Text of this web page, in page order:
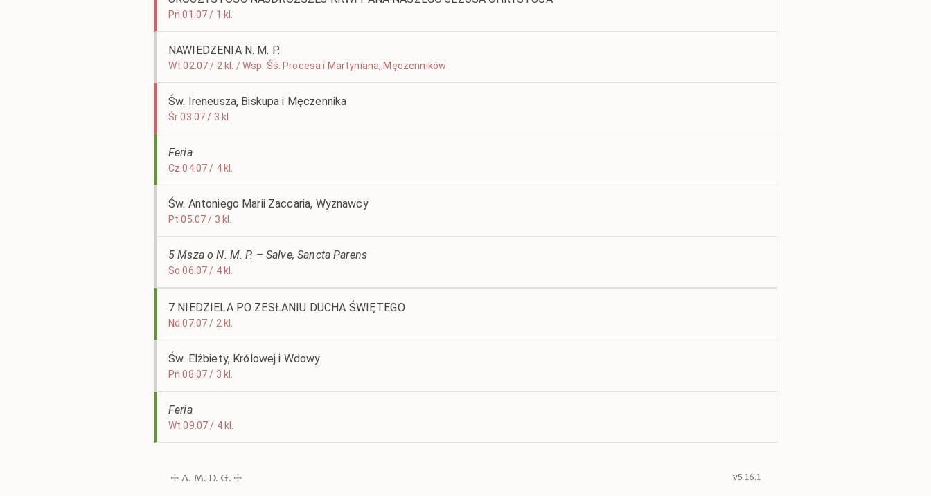
Pn 01.07 / 1 kl.
NAWIEDZENIA N. M. P.
Wt 02.07 / 2 kl. / Wsp. Śś. Procesa i Martyniana, Męczenników
Św. Ireneusza, Biskupa i Męczennika
Śr 03.07 / 3 kl.
Feria
Cz 04.07 / 4 kl.
Św. Antoniego Marii Zaccaria, Wyznawcy
Pt 05.07 / 3 kl.
5 Msza o N. M. P. – Salve, Sancta Parens
So 06.07 / 4 kl.
7 NIEDZIELA PO ZESŁANIU DUCHA ŚWIĘTEGO
Nd 07.07 / 2 kl.
Św. Elżbiety, Królowej i Wdowy
Pn 08.07 / 3 kl.
Feria
Wt 09.07 / 4 kl.
☩ A. M. D. G. ☩ v5.16.1